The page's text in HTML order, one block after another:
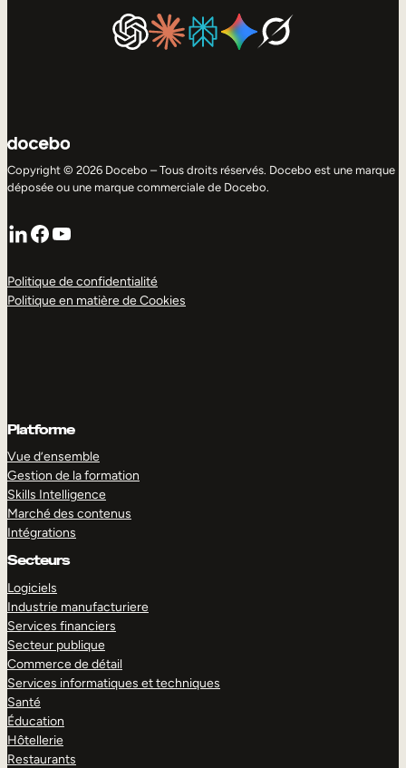
Copyright © 2026 Docebo – Tous droits réservés. Docebo est une marque
déposée ou une marque commerciale de Docebo.
LinkedIn
Facebook
YouTube
Politique de confidentialité
Politique en matière de Cookies
Platforme
Vue d’ensemble
Gestion de la formation
Skills Intelligence
Marché des contenus
Intégrations
Secteurs
Logiciels
Industrie manufacturiere
Services financiers
Secteur publique
Commerce de détail
Services informatiques et techniques
Santé
Éducation
Hôtellerie
Restaurants